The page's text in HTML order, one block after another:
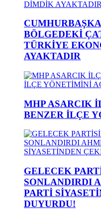
BÖLGEDEKİ
TÜRKİYE
AYAKTADIR
MHP ASARCIK
BENZER İLÇE
GELECEK
SONLANDIRDI
PARTİ
DUYURDU!